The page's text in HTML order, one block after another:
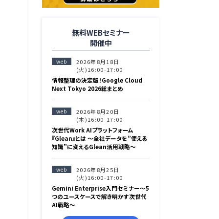
無料WEBセミナー
開催中
web
2026年8月18日
(火)16:00-17:00
情報整理の決定版！Google Cloud
Next Tokyo 2026総まとめ
web
2026年8月20日
(木)16:00-17:00
次世代Work AIプラットフォーム
『Glean』とは 〜全社データを”使える
知識”に変えるGlean活用戦略〜
web
2026年8月25日
(火)16:00-17:00
Gemini Enterprise入門セミナー〜5
つのユースケースで解き明かす次世代
AI戦略〜